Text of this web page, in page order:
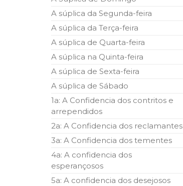
A súplica da Segunda-feira
A súplica da Terça-feira
A súplica de Quarta-feira
A súplica na Quinta-feira
A súplica de Sexta-feira
A súplica de Sábado
1a: A Confidencia dos contritos e
arrependidos
2a: A Confidencia dos reclamantes
3a: A Confidencia dos tementes
4a: A confidencia dos
esperançosos
5a: A confidencia dos desejosos